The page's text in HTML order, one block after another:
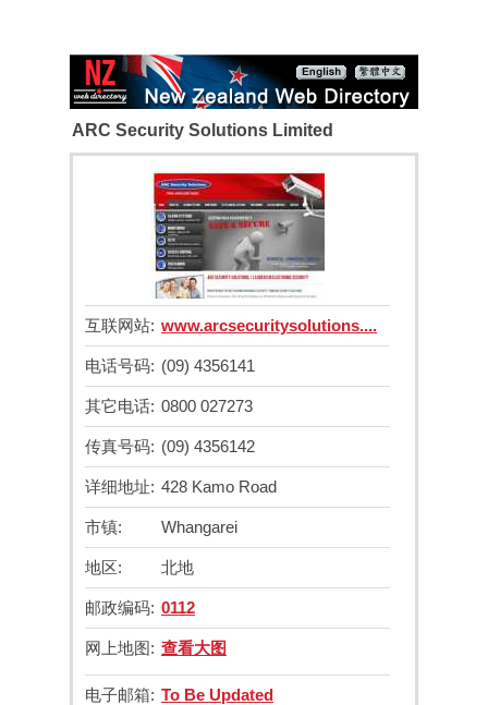
ARC Security Solutions Limited
互联网站: www.arcsecuritysolutions....
电话号码: (09) 4356141
其它电话: 0800 027273
传真号码: (09) 4356142
详细地址: 428 Kamo Road
市镇: Whangarei
地区: 北地
邮政编码: 0112
网上地图: 查看大图
电子邮箱: To Be Updated